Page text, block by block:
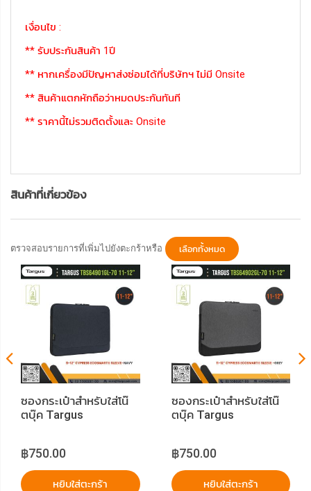
เงื่อนไข :
** รับประกันสินค้า 1ปี
** หากเครื่องมีปัญหาส่งซ่อมได้ที่บริษัทฯ ไม่มี Onsite
** สินค้าแตกหักถือว่าหมดประกันทันที
** ราคานี้ไม่รวมติดตั้งและ Onsite
สินค้าที่เกี่ยวข้อง
ตรวจสอบรายการที่เพิ่มไปยังตะกร้าหรือ เลือกทั้งหมด
ซองกระเป๋าสำหรับใส่โน๊
ตบุ๊ค Targus
EcoSmart Sleeve -
Navy
฿750.00
หยิบใส่ตะกร้า
ซองกระเป๋าสำหรับใส่โน๊
ตบุ๊ค Targus
EcoSmart Sleeve –
Grey
฿750.00
หยิบใส่ตะกร้า